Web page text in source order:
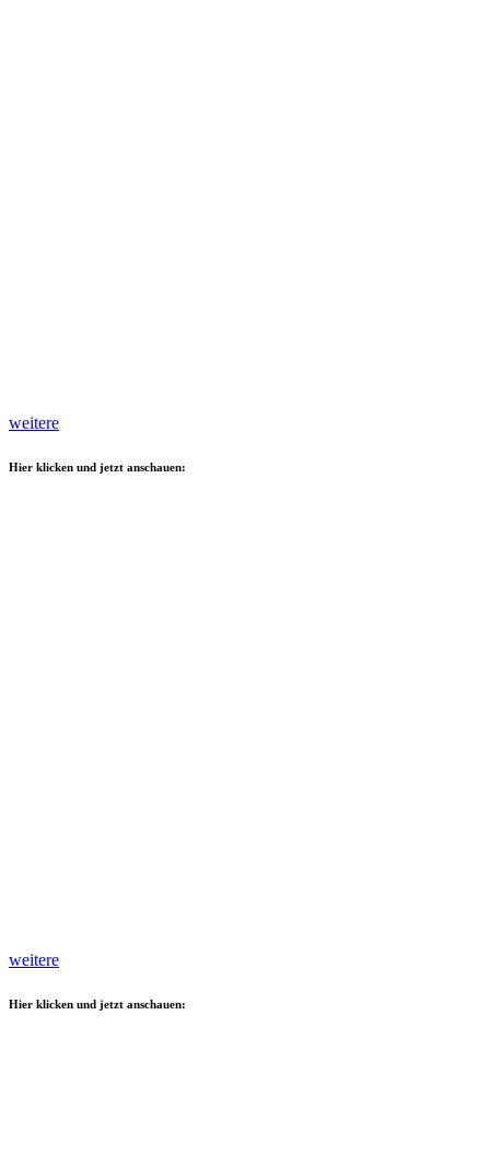
weitere
Hier klicken und jetzt anschauen:
weitere
Hier klicken und jetzt anschauen: